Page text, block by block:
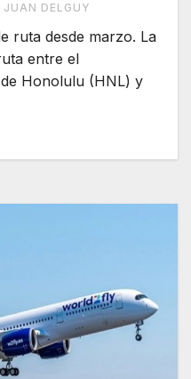
JUAN DELGUY
ruta desde marzo. La
entre el
Honolulu (HNL) y